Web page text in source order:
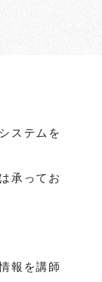
ステムを
承ってお
報を講師